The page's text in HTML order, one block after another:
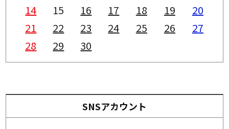
14
15 16 17 18 19
20
21
22 23 24 25 26
27
28
29 30
SNSアカウント